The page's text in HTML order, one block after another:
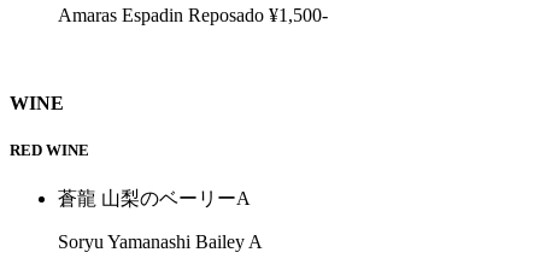
Amaras Espadin Reposado ¥1,500-
WINE
RED WINE
蒼龍 山梨のベーリーA
Soryu Yamanashi Bailey A